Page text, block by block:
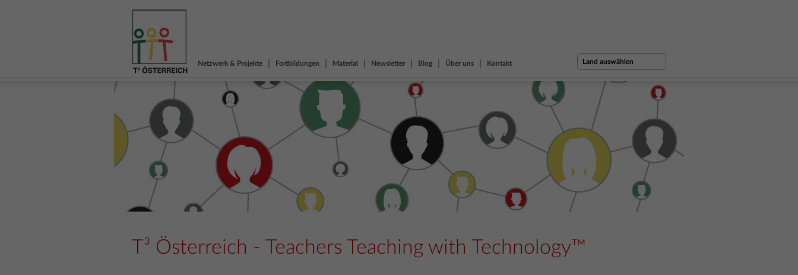
Netzwerk & Projekte Fortbildungen Material Newsletter Blog Über uns Kontakt
T³ Österreich - Teachers Teaching with Technology™